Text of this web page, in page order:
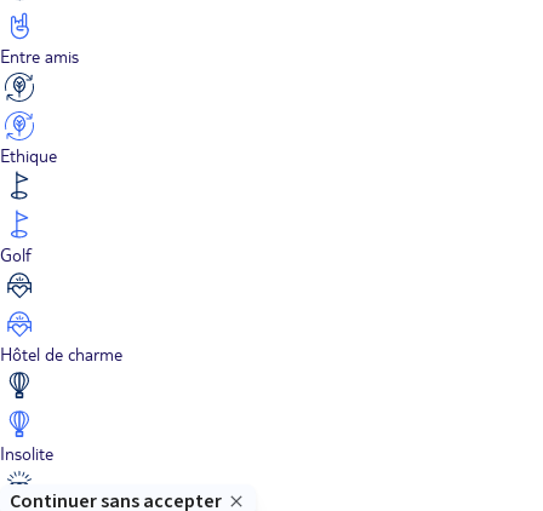
Entre amis
Ethique
Golf
Hôtel de charme
Insolite